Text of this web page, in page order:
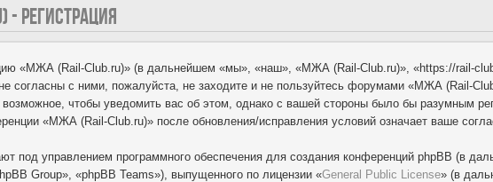
- РЕГИСТРАЦИЯ
«МЖА (Rail-Club.ru)» (в дальнейшем «мы», «наш», «МЖА (Rail-Club.ru)», «https://rail-
согласны с ними, пожалуйста, не заходите и не пользуйтесь форумами «МЖА (Rail-
чтобы уведомить вас об этом, однако с вашей стороны было бы разумным
«МЖА (Rail-Club.ru)» после обновления/исправления условий означает ваше
под управлением программного обеспечения для создания конференций phpBB (в
Group», «phpBB Teams»), выпущенного по лицензии «General Public License» (в